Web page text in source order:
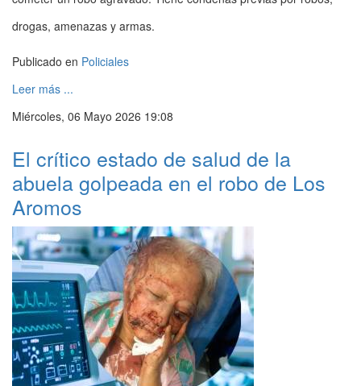
drogas, amenazas y armas.
Publicado en Policiales
Leer más ...
Miércoles, 06 Mayo 2026 19:08
El crítico estado de salud de la
abuela golpeada en el robo de Los
Aromos